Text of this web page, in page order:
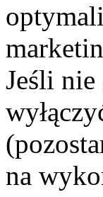
Jeśli nie
na